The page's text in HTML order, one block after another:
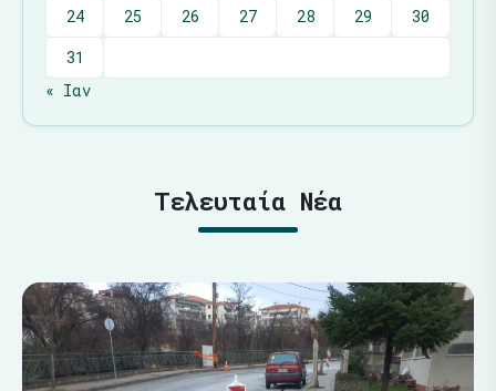
24
25 26 27 28 29
30
31
« Ιαν
Τελευταία Νέα